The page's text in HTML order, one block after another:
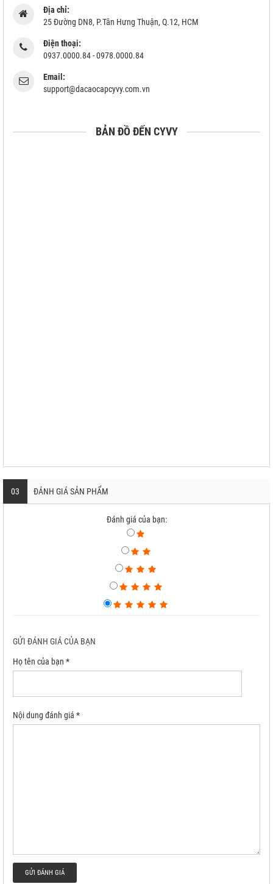
Địa chỉ:
25 Đường DN8, P.Tân Hưng Thuận, Q.12, HCM
Điện thoại:
0937.0000.84 - 0978.0000.84
Email:
support@dacaocapcyvy.com.vn
BẢN ĐỒ ĐẾN CYVY
03 ĐÁNH GIÁ SẢN PHẨM
Đánh giá của bạn:
GỬI ĐÁNH GIÁ CỦA BẠN
Họ tên của bạn *
Nội dung đánh giá *
GỬI ĐÁNH GIÁ